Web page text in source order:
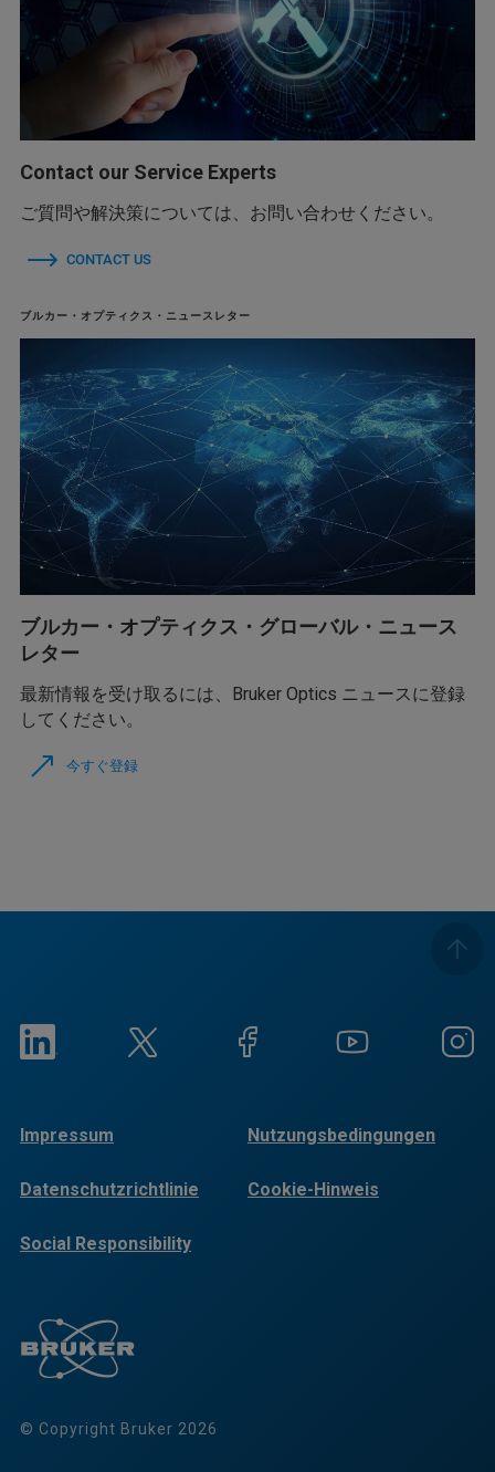
Contact our Service Experts
ご質問や解決策については、お問い合わせください。
CONTACT US
ブルカー・オプティクス・ニュースレター
ブルカー・オプティクス・グローバル・ニュース
レター
最新情報を受け取るには、Bruker Optics ニュースに登録
してください。
今すぐ登録
© Copyright Bruker 2026
Impressum Nutzungsbedingungen
Datenschutzrichtlinie Cookie-Hinweis
Social Responsibility